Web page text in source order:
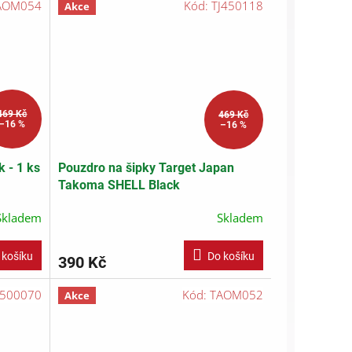
Kč
%
- 1 ks
košíku
Akce
469 Kč
–16 %
Pouzdro na šipky Target Japan
Takoma SHELL Black
Skladem
390 Kč Do košíku
Kód: TJ450118
Akce Kód: TAOM052